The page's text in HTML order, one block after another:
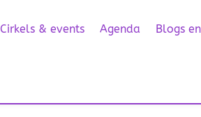
Cirkels & events Agenda Blogs